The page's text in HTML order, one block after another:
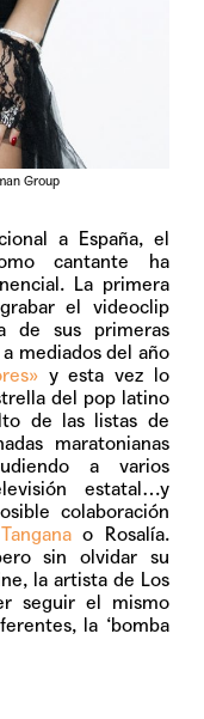
Group
a España, el
cantante ha
La primera
el videoclip
de sus primeras
mediados del año
y esta vez lo
del pop latino
de las listas de
maratonianas
a varios
estatal…y
colaboración
o Rosalía.
sin olvidar su
la artista de Los
seguir el mismo
la ‘bomba